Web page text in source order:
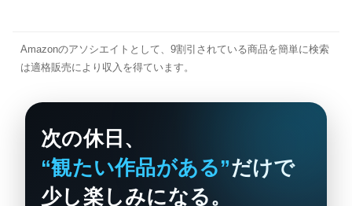
Amazonのアソシエイトとして、9割引されている商品を簡単に検索
は適格販売により収入を得ています。
次の休日、
“観たい作品がある”だけで
少し楽しみになる。